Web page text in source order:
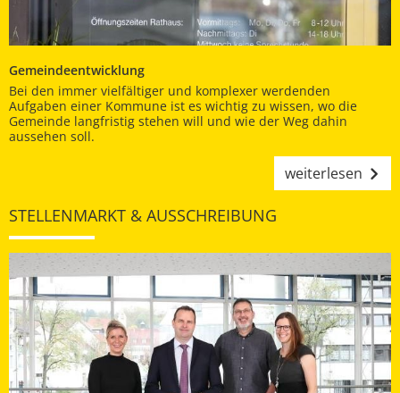
Gemeindeentwicklung
Bei den immer vielfältiger und komplexer werdenden
Aufgaben einer Kommune ist es wichtig zu wissen, wo die
Gemeinde langfristig stehen will und wie der Weg dahin
aussehen soll.
weiterlesen
STELLENMARKT & AUSSCHREIBUNG